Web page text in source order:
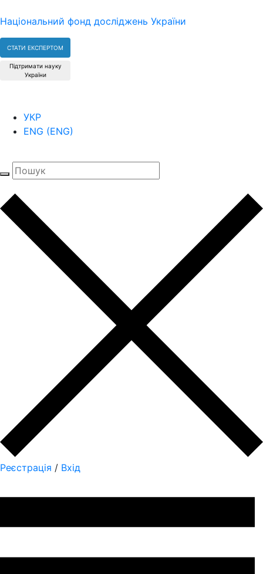
Національний фонд досліджень України
СТАТИ ЕКСПЕРТОМ
Підтримати науку
України
УКР
ENG (ENG)
Реєстрація / Вхід